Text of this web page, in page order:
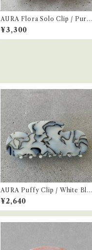
AURA Flora Solo Clip / Purpl
e
¥3,300
AURA Puffy Clip / White Bla
ck
¥2,640